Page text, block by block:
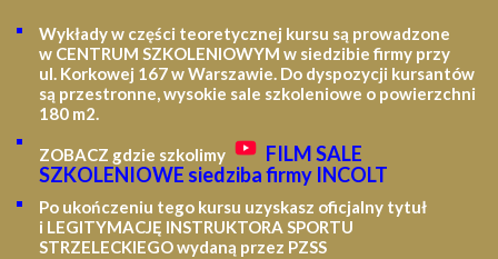
Wykłady w części teoretycznej kursu są prowadzone
w CENTRUM SZKOLENIOWYM w siedzibie firmy przy
ul. Korkowej 167 w Warszawie. Do dyspozycji kursantów
są przestronne, wysokie sale szkoleniowe o powierzchni
180 m2.
ZOBACZ gdzie szkolimy
FILM SALE
SZKOLENIOWE siedziba firmy INCOLT
Po ukończeniu tego kursu uzyskasz oficjalny tytuł
i LEGITYMACJĘ INSTRUKTORA SPORTU
STRZELECKIEGO wydaną przez PZSS